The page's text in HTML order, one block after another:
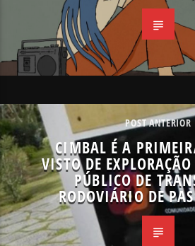
POST ANTERIOR
CIMBAL É A
VISTO DE
PÚBLICO DE
RODOVIÁRIO DE